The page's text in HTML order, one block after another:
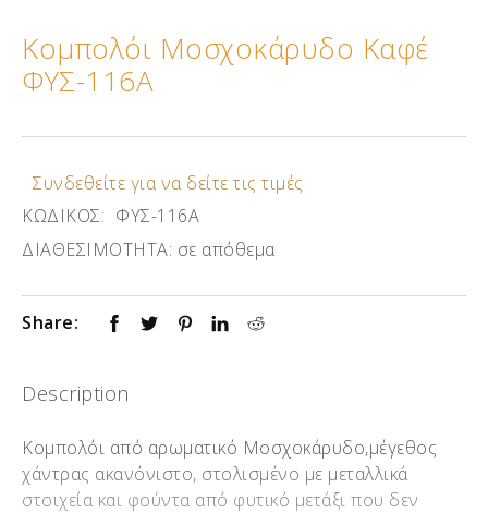
Κομπολόι Μοσχοκάρυδο Καφέ
ΦΥΣ-116Α
Συνδεθείτε για να δείτε τις τιμές
ΚΩΔΙΚΟΣ: ΦΥΣ-116Α
ΔΙΑΘΕΣΙΜΟΤΗΤΑ: σε απόθεμα
Share:
Description
Κομπολόι από αρωματικό Μοσχοκάρυδο,μέγεθος
χάντρας ακανόνιστο, στολισμένο με μεταλλικά
στοιχεία και φούντα από φυτικό μετάξι που δεν